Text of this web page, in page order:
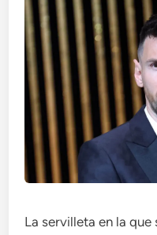
La servilleta en la